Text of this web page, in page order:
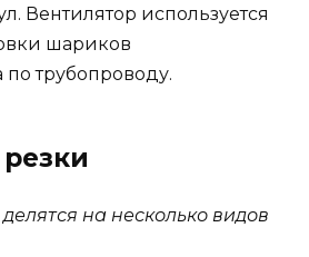
Вентилятор используется
шариков
трубопроводу.
на несколько видов